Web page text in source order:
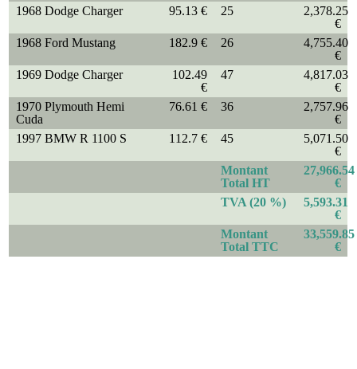
1968 Dodge Charger
95.13 € 25
2,378.25
€
1968 Ford Mustang
182.9 € 26
4,755.40
€
1969 Dodge Charger
102.49
€
47
4,817.03
€
1970 Plymouth Hemi
Cuda
76.61 € 36
2,757.96
€
1997 BMW R 1100 S
112.7 € 45
5,071.50
€
Montant
Total HT
27,966.54
€
TVA (20 %)
5,593.31
€
Montant
Total TTC
33,559.85
€